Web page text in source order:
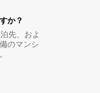
か？
先、およ
のマンシ